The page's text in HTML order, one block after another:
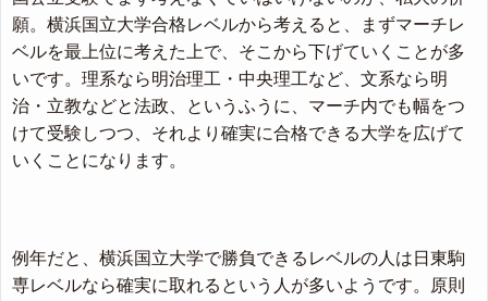
願。横浜国立大学合格レベルから考えると、まずマーチレ
ベルを最上位に考えた上で、そこから下げていくことが多
いです。理系なら明治理工・中央理工など、文系なら明
治・立教などと法政、というふうに、マーチ内でも幅をつ
けて受験しつつ、それより確実に合格できる大学を広げて
いくことになります。
例年だと、横浜国立大学で勝負できるレベルの人は日東駒
専レベルなら確実に取れるという人が多いようです。原則